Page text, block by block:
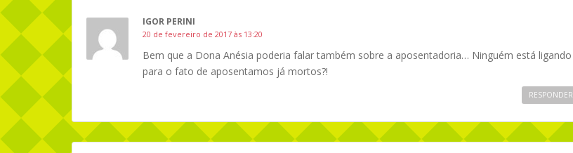
IGOR PERINI
20 de fevereiro de 2017 às 13:20
Bem que a Dona Anésia poderia falar também sobre a aposentadoria… Ninguém está ligando
para o fato de aposentamos já mortos?!
RESPONDER